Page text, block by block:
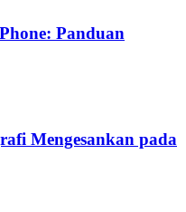
Panduan
Mengesankan pada